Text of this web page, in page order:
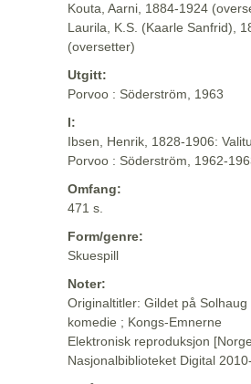
Kouta, Aarni, 1884-1924
Laurila, K.S. (Kaarle Sanfrid),
(oversetter)
Utgitt:
Porvoo : Söderström, 1963
I:
Ibsen, Henrik, 1828-1906:
Porvoo : Söderström, 1962-
Omfang:
471 s.
Form/genre:
Skuespill
Noter:
Originaltitler: Gildet på
komedie ; Kongs-Emnerne
Elektronisk reproduksjon
Nasjonalbiblioteket Digital